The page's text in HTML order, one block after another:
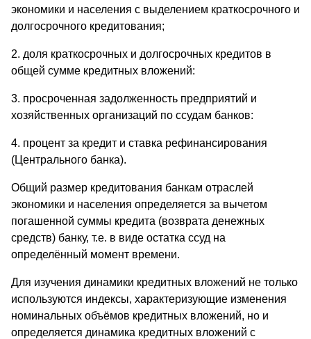
экономики и населения с выделением краткосрочного и
долгосрочного кредитования;
2. доля краткосрочных и долгосрочных кредитов в
общей сумме кредитных вложений:
3. просроченная задолженность предприятий и
хозяйственных организаций по ссудам банков:
4. процент за кредит и ставка рефинансирования
(Центрального банка).
Общий размер кредитования банкам отраслей
экономики и населения определяется за вычетом
погашенной суммы кредита (возврата денежных
средств) банку, т.е. в виде остатка ссуд на
определённый момент времени.
Для изучения динамики кредитных вложений не только
используются индексы, характеризующие изменения
номинальных объёмов кредитных вложений, но и
определяется динамика кредитных вложений с